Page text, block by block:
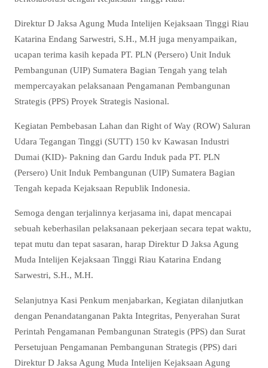
Direktur D Jaksa Agung Muda Intelijen Kejaksaan Tinggi Riau
Katarina Endang Sarwestri, S.H., M.H juga menyampaikan,
ucapan terima kasih kepada PT. PLN (Persero) Unit Induk
Pembangunan (UIP) Sumatera Bagian Tengah yang telah
mempercayakan pelaksanaan Pengamanan Pembangunan
Strategis (PPS) Proyek Strategis Nasional.
Kegiatan Pembebasan Lahan dan Right of Way (ROW) Saluran
Udara Tegangan Tinggi (SUTT) 150 kv Kawasan Industri
Dumai (KID)- Pakning dan Gardu Induk pada PT. PLN
(Persero) Unit Induk Pembangunan (UIP) Sumatera Bagian
Tengah kepada Kejaksaan Republik Indonesia.
Semoga dengan terjalinnya kerjasama ini, dapat mencapai
sebuah keberhasilan pelaksanaan pekerjaan secara tepat waktu,
tepat mutu dan tepat sasaran, harap Direktur D Jaksa Agung
Muda Intelijen Kejaksaan Tinggi Riau Katarina Endang
Sarwestri, S.H., M.H.
Selanjutnya Kasi Penkum menjabarkan, Kegiatan dilanjutkan
dengan Penandatanganan Pakta Integritas, Penyerahan Surat
Perintah Pengamanan Pembangunan Strategis (PPS) dan Surat
Persetujuan Pengamanan Pembangunan Strategis (PPS) dari
Direktur D Jaksa Agung Muda Intelijen Kejaksaan Agung